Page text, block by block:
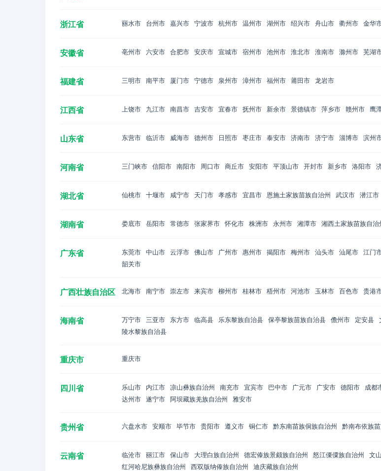
浙江省 丽水市 台州市 嘉兴市 宁波市 杭州市 温州市 湖州市 绍兴市 舟山市 衢州市 金华
安徽省 亳州市 六安市 合肥市 安庆市 宣城市 宿州市 池州市 淮北市 淮南市 滁州市 芜湖
福建省 三明市 南平市 厦门市 宁德市 泉州市 漳州市 福州市 莆田市 龙岩市
江西省 上饶市 九江市 南昌市 吉安市 宜春市 抚州市 新余市 景德镇市 萍乡市 赣州市 鹰
山东省 东营市 临沂市 威海市 德州市 日照市 枣庄市 泰安市 济南市 济宁市 淄博市 滨州
河南省 三门峡市 信阳市 南阳市 周口市 商丘市 安阳市 平顶山市 开封市 新乡市 洛阳市
湖北省 仙桃市 十堰市 咸宁市 天门市 孝感市 宜昌市 恩施土家族苗族自治州 武汉市 潜江市
湖南省 娄底市 岳阳市 常德市 张家界市 怀化市 株洲市 永州市 湘潭市 湘西土家族苗族自治
广东省 东莞市 中山市 云浮市 佛山市 广州市 惠州市 揭阳市 梅州市 汕头市 汕尾市 江门
韶关市
广西壮族自治区 北海市 南宁市 崇左市 来宾市 柳州市 桂林市 梧州市 河池市 玉林市 百色市 贵港
海南省 万宁市 三亚市 东方市 临高县 乐东黎族自治县 保亭黎族苗族自治县 儋州市 定安县
陵水黎族自治县
重庆市 重庆市
四川省 乐山市 内江市 凉山彝族自治州 南充市 宜宾市 巴中市 广元市 广安市 德阳市 成都
达州市
遂宁市 阿坝藏族羌族自治州 雅安市
贵州省 六盘水市 安顺市 毕节市 贵阳市 遵义市 铜仁市 黔东南苗族侗族自治州 黔南布依族
云南省 临沧市 丽江市 保山市 大理白族自治州 德宏傣族景颇族自治州 怒江傈僳族自治州 文
红河哈尼族彝族自治州
西双版纳傣族自治州 迪庆藏族自治州